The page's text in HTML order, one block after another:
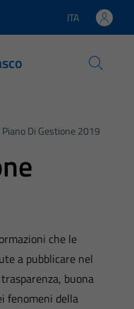
Lingua attiva:
ITA
Di Gestione 2019
che le
a pubblicare nel
buona
fenomeni della